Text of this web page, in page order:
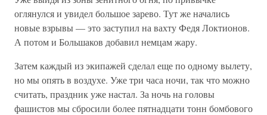
оглянулся и увидел большое зарево. Тут же начались
новые взрывы — это заступил на вахту Федя Локтионов.
А потом и Большаков добавил немцам жару.
Затем каждый из экипажей сделал еще по одному вылету,
но мы опять в воздухе. Уже три часа ночи, так что можно
считать, праздник уже настал. За ночь на головы
фашистов мы сбросили более пятнадцати тонн бомбового